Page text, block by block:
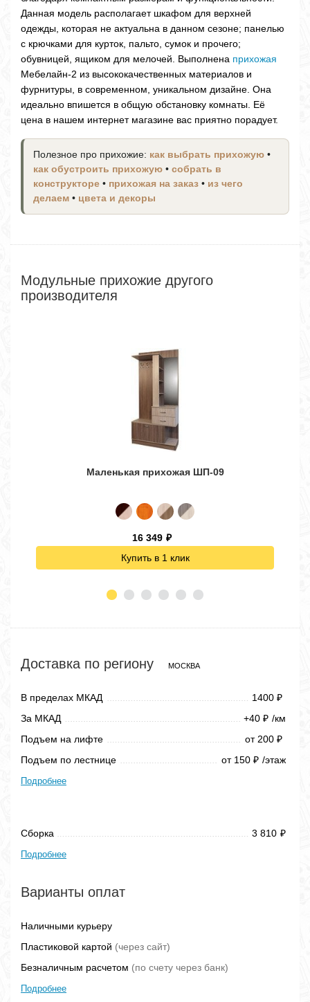
Данная модель располагает шкафом для верхней
одежды, которая не актуальна в данном сезоне; панелью
с крючками для курток, пальто, сумок и прочего;
обувницей, ящиком для мелочей. Выполнена прихожая
Мебелайн-2 из высококачественных материалов и
фурнитуры, в современном, уникальном дизайне. Она
идеально впишется в общую обстановку комнаты. Её
цена в нашем интернет магазине вас приятно порадует.
Полезное про прихожие: как выбрать прихожую •
как обустроить прихожую • собрать в
конструкторе • прихожая на заказ • из чего
делаем • цвета и декоры
Модульные прихожие другого
производителя
Маленькая прихожая ШП-09
16 349 ₽
Купить в 1 клик
Доставка по региону МОСКВА
В пределах МКАД 1400 ₽
За МКАД +40 ₽ /км
Подъем на лифте
от 200 ₽
Подъем по лестнице от 150 ₽ /этаж
Подробнее
Сборка 3 810 ₽
Подробнее
Варианты оплат
Наличными курьеру
Пластиковой картой (через сайт)
Безналичным расчетом (по счету через банк)
Подробнее